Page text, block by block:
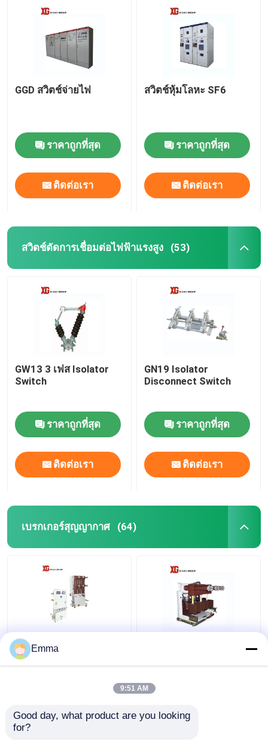
GGD สวิตช์จ่ายไฟ
ราคาถูกที่สุด
ติดต่อเรา
สวิตช์หุ้มโลหะ SF6
ราคาถูกที่สุด
ติดต่อเรา
สวิตช์ตัดการเชื่อมต่อไฟฟ้าแรงสูง (53)
GW13 3 เฟส Isolator
Switch
ราคาถูกที่สุด
ติดต่อเรา
GN19 Isolator
Disconnect Switch
ราคาถูกที่สุด
ติดต่อเรา
เบรกเกอร์สุญญากาศ (64)
เบรกเกอร์สูญญากาศ
40.5KV
Emma
9:51 AM
Good day, what product are you looking
for?